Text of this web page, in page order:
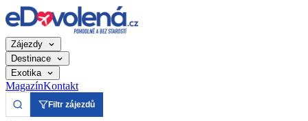
Zájezdy
Destinace
Exotika
MagazínKontakt
Filtr zájezdů